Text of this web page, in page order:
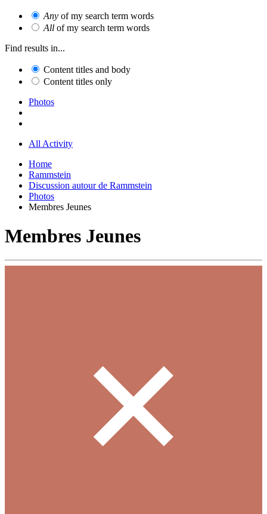
Any of my search term words
All of my search term words
Find results in...
Content titles and body
Content titles only
Photos
All Activity
Home
Rammstein
Discussion autour de Rammstein
Photos
Membres Jeunes
Membres Jeunes